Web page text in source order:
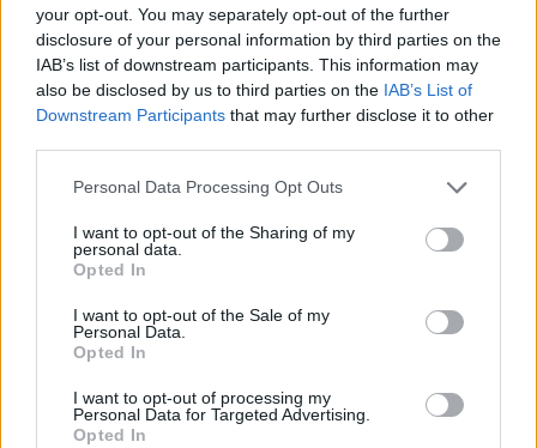
your opt-out. You may separately opt-out of the further
disclosure of your personal information by third parties on the
IAB’s list of downstream participants. This information may
also be disclosed by us to third parties on the IAB’s List of
Downstream Participants that may further disclose it to other
Please note that this website/app uses one or more Google
not limited to your visit or usage behaviour. You may click to
grant or deny consent to Google and its third-party tags to
use your data for below specified purposes in below Google
consent section.
Personal Data Processing Opt Outs
I want to opt-out of the Sharing of my
personal data.
Opted In
I want to opt-out of the Sale of my
Personal Data.
Opted In
I want to opt-out of processing my
Personal Data for Targeted Advertising.
Opted In
está cambiando las posturas de sus
seguidores más cercanos
La política exterior de Donald Trump, especialmente en…
POLÍTICA